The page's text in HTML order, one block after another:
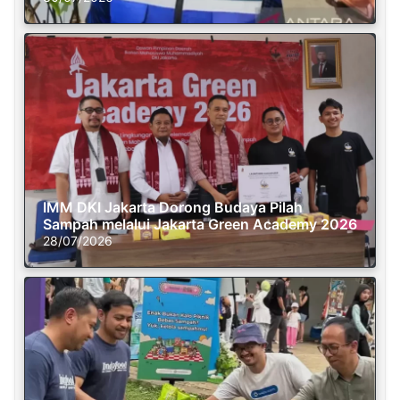
IMM DKI Jakarta Dorong Budaya Pilah
Sampah melalui Jakarta Green Academy 2026
28/07/2026